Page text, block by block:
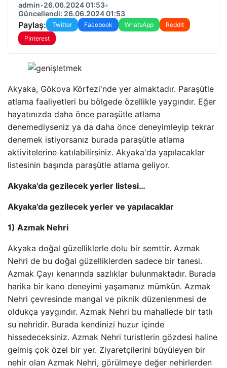
admin•26.06.2024 01:53•
Güncellendi: 26.06.2024 01:53
Paylaş: Twitter Facebook WhatsApp
Reddit
Pinterest
Akyaka, Gökova Körfezi'nde yer almaktadır. Paraşütle
atlama faaliyetleri bu bölgede özellikle yaygındır. Eğer
hayatınızda daha önce paraşütle atlama
denemediyseniz ya da daha önce deneyimleyip tekrar
denemek istiyorsanız burada paraşütle atlama
aktivitelerine katılabilirsiniz. Akyaka'da yapılacaklar
listesinin başında paraşütle atlama geliyor.
Akyaka'da gezilecek yerler listesi…
Akyaka'da gezilecek yerler ve yapılacaklar
1) Azmak Nehri
Akyaka doğal güzelliklerle dolu bir semttir. Azmak
Nehri de bu doğal güzelliklerden sadece bir tanesi.
Azmak Çayı kenarında sazlıklar bulunmaktadır. Burada
harika bir kano deneyimi yaşamanız mümkün. Azmak
Nehri çevresinde mangal ve piknik düzenlenmesi de
oldukça yaygındır. Azmak Nehri bu mahallede bir tatlı
su nehridir. Burada kendinizi huzur içinde
hissedeceksiniz. Azmak Nehri turistlerin gözdesi haline
gelmiş çok özel bir yer. Ziyaretçilerini büyüleyen bir
nehir olan Azmak Nehri, görülmeye değer nehirlerden